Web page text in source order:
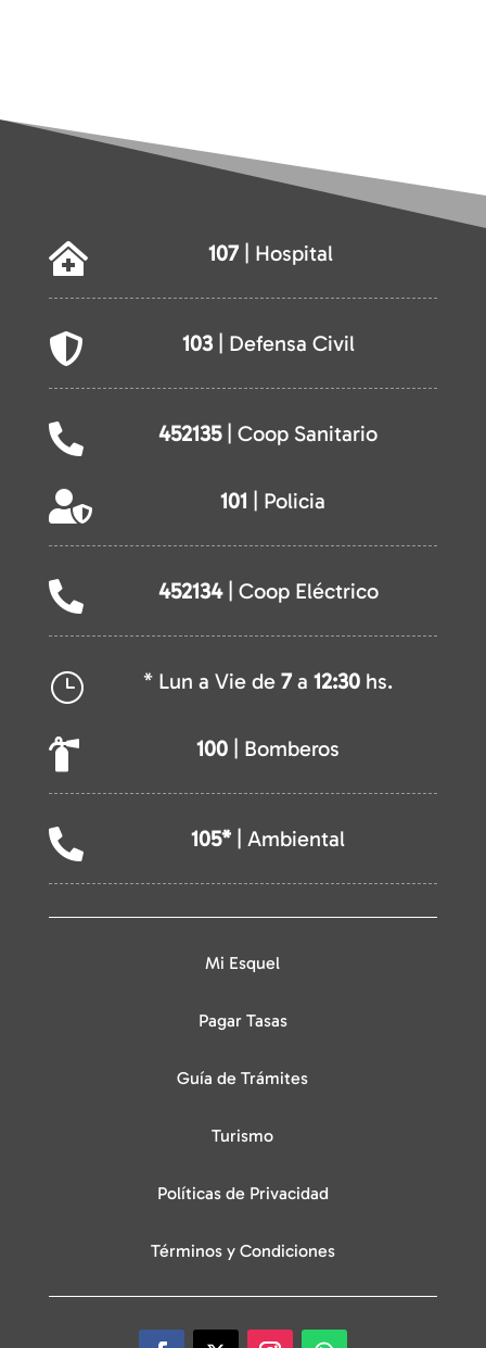
 107| Hospital
 103| Defensa Civil
 452135| Coop Sanitario
 101 | Policia
 452134| Coop Eléctrico
} * Lun a Vie de7 a12:30 hs.
 100 | Bomberos
 105* | Ambiental
Mi Esquel
Pagar Tasas
Guía de Trámites
Turismo
Políticas de Privacidad
Términos y Condiciones